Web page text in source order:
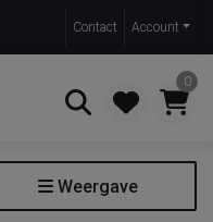
Contact Account
0
Zoeken
Weergave